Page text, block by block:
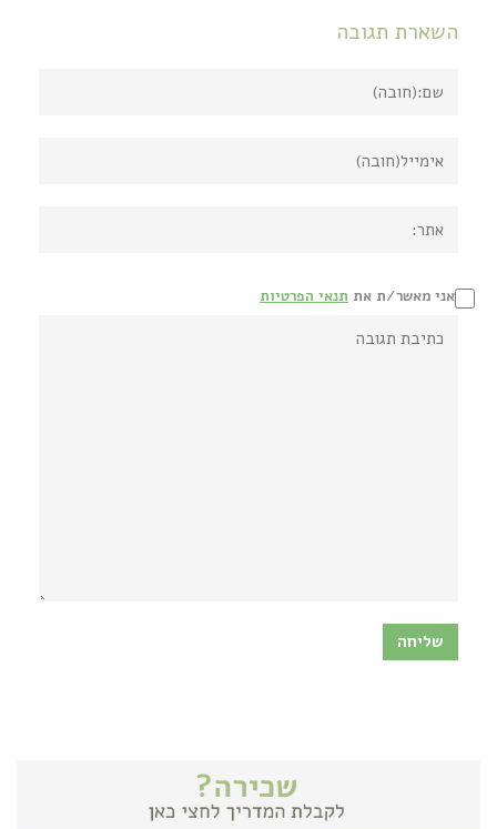
השארת תגובה
אני מאשר/ת את תנאי הפרטיות